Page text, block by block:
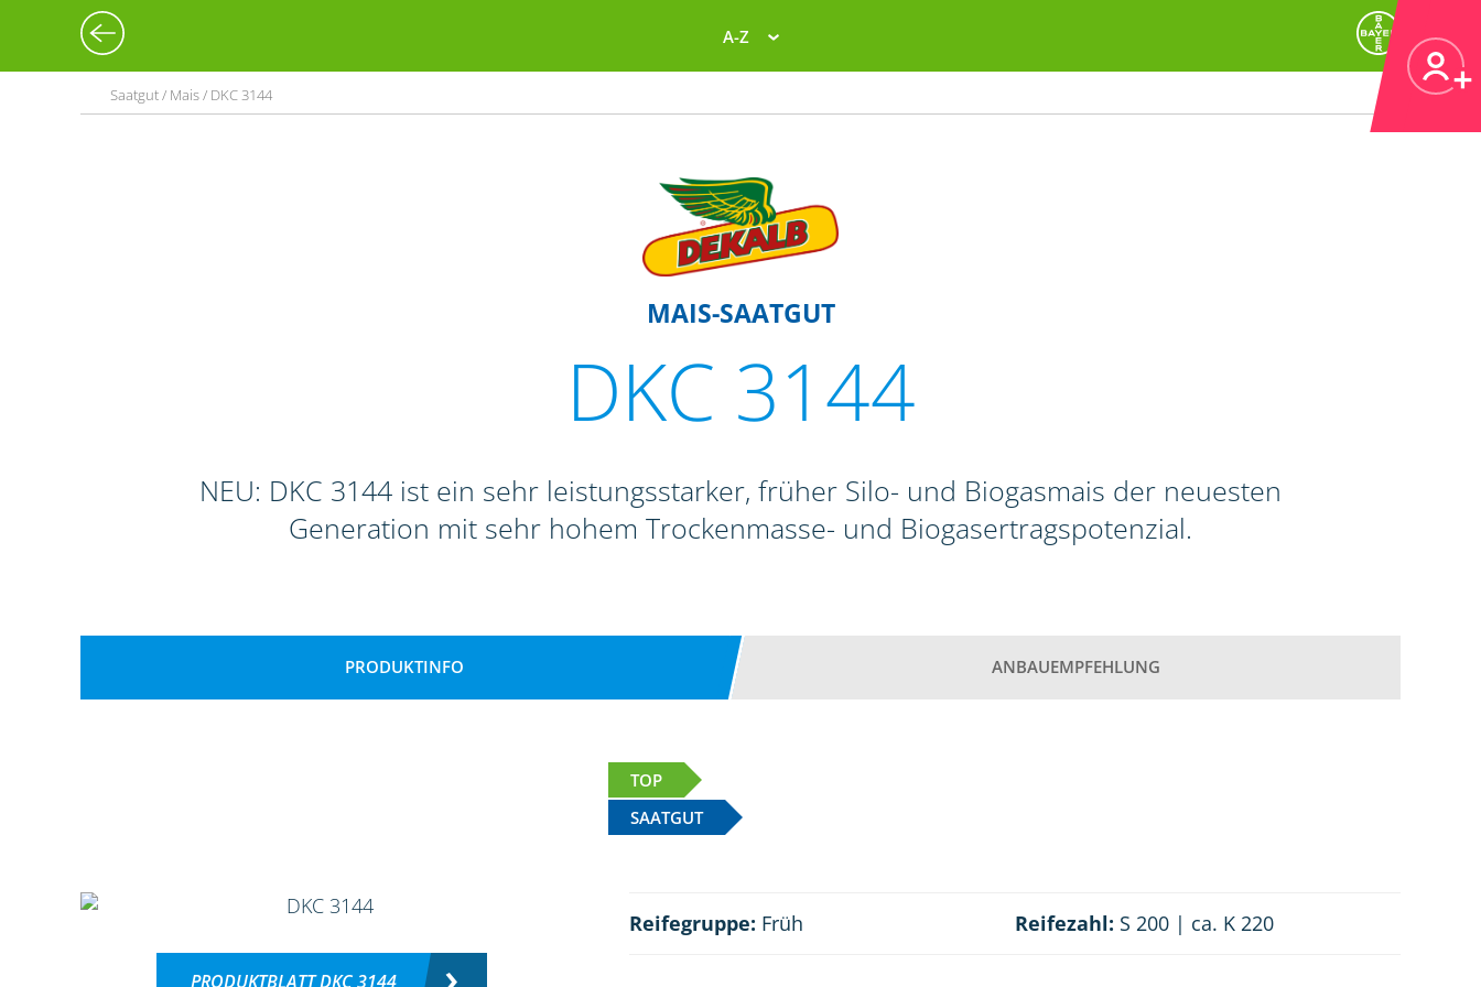
A-Z
Saatgut / Mais / DKC 3144
MAIS-SAATGUT
DKC 3144
NEU: DKC 3144 ist ein sehr leistungsstarker, früher Silo- und Biogasmais der neuesten
Generation mit sehr hohem Trockenmasse- und Biogasertragspotenzial.
PRODUKTINFO ANBAUEMPFEHLUNG
TOP
SAATGUT
PRODUKTBLATT DKC 3144
Reifegruppe: Früh Reifezahl: S 200 | ca. K 220